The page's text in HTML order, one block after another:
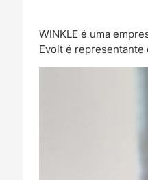
WINKLE é uma
Evolt é representante